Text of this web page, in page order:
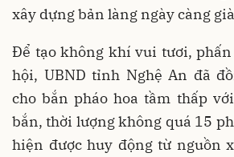
xây dựng bản làng ngày càng
Để tạo không khí vui tươi,
hội, UBND tỉnh Nghệ An đã
cho bắn pháo hoa tầm thấp
bắn, thời lượng không quá 15
hiện được huy động từ nguồn